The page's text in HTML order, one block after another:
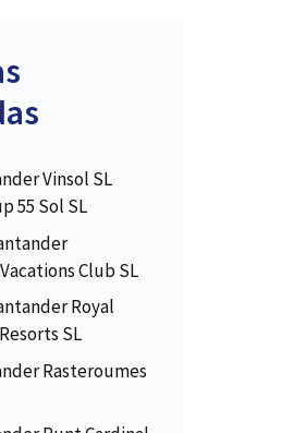
Vinsol SL
55 Sol SL
Club SL
Royal
SL
Rasteroumes